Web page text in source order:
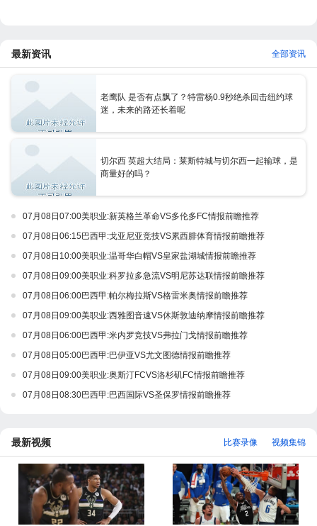
最新资讯 全部资讯
老鹰队 是否有点飘了？特雷杨0.9秒绝杀回击纽约球
迷，未来的路还长着呢
切尔西 英超大结局：莱斯特城与切尔西一起输球，是
商量好的吗？
07月08日07:00美职业:新英格兰革命VS多伦多FC情报前瞻推荐
07月08日06:15巴西甲:戈亚尼亚竞技VS累西腓体育情报前瞻推荐
07月08日10:00美职业:温哥华白帽VS皇家盐湖城情报前瞻推荐
07月08日09:00美职业:科罗拉多急流VS明尼苏达联情报前瞻推荐
07月08日06:00巴西甲:帕尔梅拉斯VS格雷米奥情报前瞻推荐
07月08日09:00美职业:西雅图音速VS休斯敦迪纳摩情报前瞻推荐
07月08日06:00巴西甲:米内罗竞技VS弗拉门戈情报前瞻推荐
07月08日05:00巴西甲:巴伊亚VS尤文图德情报前瞻推荐
07月08日09:00美职业:奥斯汀FCVS洛杉矶FC情报前瞻推荐
07月08日08:30巴西甲:巴西国际VS圣保罗情报前瞻推荐
最新视频 视频集锦
比赛录像